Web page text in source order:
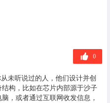
0
未听说过的人，他们设计并创
构，比如在芯片内部源于沙子
，或者通过互联网收发信息，